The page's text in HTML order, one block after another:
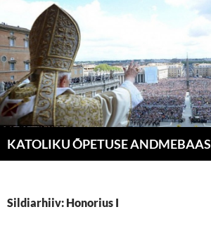
sisu
juurde
KATOLIKU ÕPETUSE ANDMEBAAS
Sildiarhiiv: Honorius I